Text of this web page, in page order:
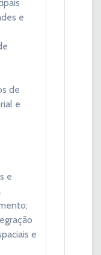
e
de
e
e
e